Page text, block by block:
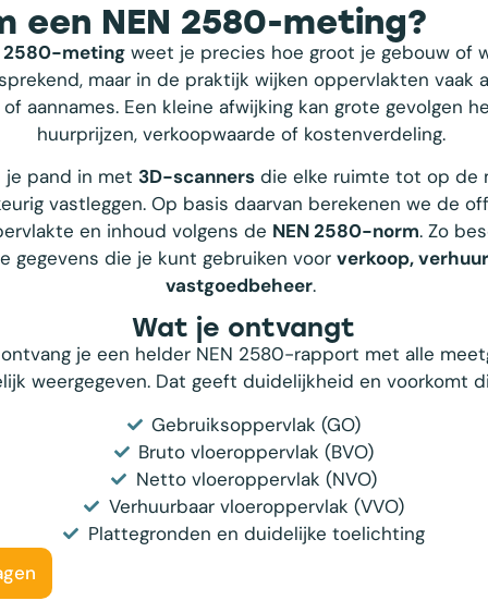
een NEN 2580-meting?
2580-metingweet je precies hoe groot je gebouw of
maar in de praktijk wijken oppervlakten vaak
aannames. Een kleine afwijking kan grote gevolgen
huurprijzen, verkoopwaarde of kostenverdeling.
je pand in met 3D-scannersdie elke ruimte tot op de
vastleggen. Op basis daarvan berekenen we de
en inhoud volgens de NEN 2580-norm. Zo
gegevens die je kunt gebruiken voorverkoop,
vastgoedbeheer.
Wat je ontvangt
je een helder NEN 2580-rapport met alle
weergegeven. Dat geeft duidelijkheid en voorkomt
Gebruiksoppervlak (GO)
Bruto vloeroppervlak (BVO)
Netto vloeroppervlak (NVO)
Verhuurbaar vloeroppervlak (VVO)
Plattegronden en duidelijke toelichting